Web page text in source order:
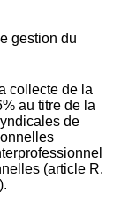
gestion du
collecte de la
au titre de la
de
(article R.